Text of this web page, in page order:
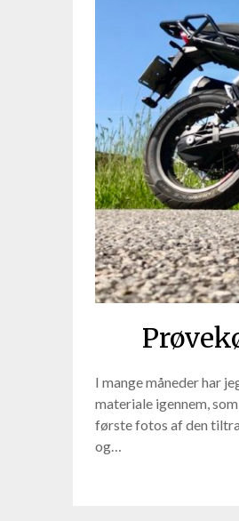
I mange måneder har
materiale igennem,
første fotos af den
og…